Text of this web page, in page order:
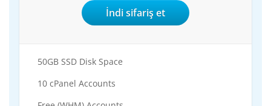
İndi sifariş et
50GB SSD Disk Space
10 cPanel Accounts